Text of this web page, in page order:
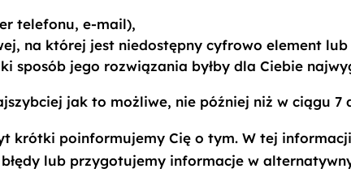
telefonu, e-mail),
na której jest niedostępny cyfrowo element lub
sposób jego rozwiązania byłby dla Ciebie
jak to możliwe, nie później niż w ciągu
krótki poinformujemy Cię o tym. W tej
lub przygotujemy informacje w